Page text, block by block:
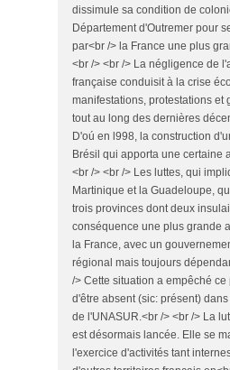
dissimule sa condition de
Département d'Outremer pour
par<br /> la France une plus
<br /> <br /> La négligence de
française conduisit à la crise
manifestations, protestations et
tout au long des dernières
D'oú en l998, la construction
Brésil qui apporta une certaine
<br /> <br /> Les luttes, qui
Martinique et la Guadeloupe,
trois provinces dont deux
conséquence une plus grande
la France, avec un
régional mais toujours
/> Cette situation a empêché
d'être absent (sic: présent)
de l'UNASUR.<br /> <br /> La
est désormais lancée. Elle se
l'exercice d'activités tant